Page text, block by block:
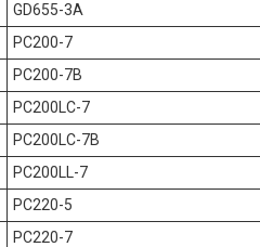
GD655-3A
PC200-7
PC200-7B
PC200LC-7
PC200LC-7B
PC200LL-7
PC220-5
PC220-7